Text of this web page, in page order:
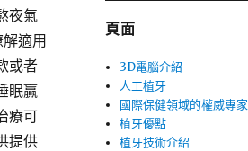
夜氣
適用
或者
眠贏
療可
提供
頁面
3D電腦介紹
人工植牙
國際保健領域的權威專家
植牙優點
植牙技術介紹